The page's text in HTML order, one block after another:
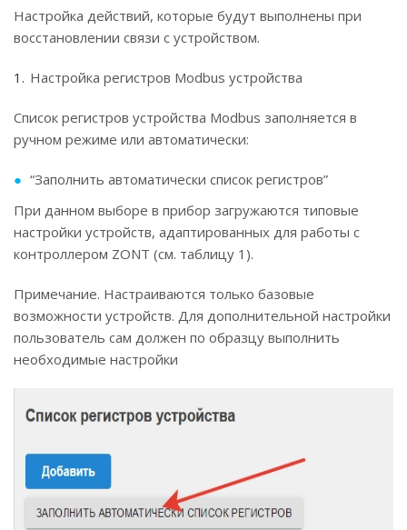
Настройка действий, которые будут выполнены при
восстановлении связи с устройством.
Настройка регистров Modbus устройства
Список регистров устройства Modbus заполняется в
ручном режиме или автоматически:
“Заполнить автоматически список регистров”
При данном выборе в прибор загружаются типовые
настройки устройств, адаптированных для работы с
контроллером ZONT (см. таблицу 1).
Примечание. Настраиваются только базовые
возможности устройств. Для дополнительной настройки
пользователь сам должен по образцу выполнить
необходимые настройки